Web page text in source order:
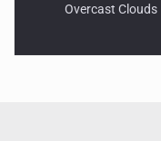
Overcast Clouds